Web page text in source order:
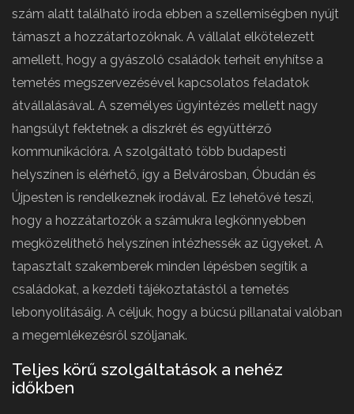
szám alatt található iroda ebben a szellemiségben nyújt
támaszt a hozzátartozóknak. A vállalat elkötelezett
amellett, hogy a gyászoló családok terheit enyhítse a
temetés megszervezésével kapcsolatos feladatok
átvállalásával. A személyes ügyintézés mellett nagy
hangsúlyt fektetnek a diszkrét és együttérző
kommunikációra. A szolgáltató több budapesti
helyszínen is elérhető, így a Belvárosban, Óbudán és
Újpesten is rendelkeznek irodával. Ez lehetővé teszi,
hogy a hozzátartozók a számukra legkönnyebben
megközelíthető helyszínen intézhessék az ügyeket. A
tapasztalt szakemberek minden lépésben segítik a
családokat, a kezdeti tájékoztatástól a temetés
lebonyolításáig. A céljuk, hogy a búcsú pillanatai valóban
a megemlékezésről szóljanak.
Teljes körű szolgáltatások a nehéz
időkben